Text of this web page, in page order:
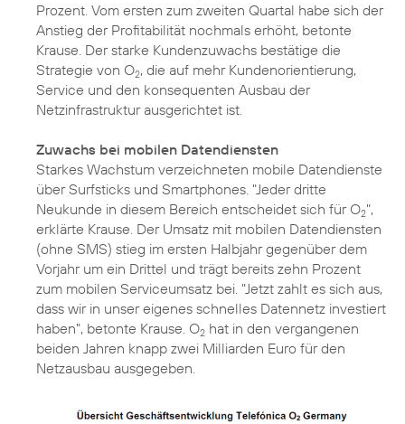
Prozent. Vom ersten zum zweiten Quartal habe sich der
Anstieg der Profitabilität nochmals erhöht, betonte
Krause. Der starke Kundenzuwachs bestätige die
Strategie von O2, die auf mehr Kundenorientierung,
Service und den konsequenten Ausbau der
Netzinfrastruktur ausgerichtet ist.
Zuwachs bei mobilen Datendiensten
Starkes Wachstum verzeichneten mobile Datendienste
über Surfsticks und Smartphones. "Jeder dritte
Neukunde in diesem Bereich entscheidet sich für O2",
erklärte Krause. Der Umsatz mit mobilen Datendiensten
(ohne SMS) stieg im ersten Halbjahr gegenüber dem
Vorjahr um ein Drittel und trägt bereits zehn Prozent
zum mobilen Serviceumsatz bei. "Jetzt zahlt es sich aus,
dass wir in unser eigenes schnelles Datennetz investiert
haben", betonte Krause. O2 hat in den vergangenen
beiden Jahren knapp zwei Milliarden Euro für den
Netzausbau ausgegeben.